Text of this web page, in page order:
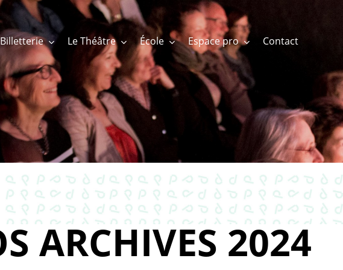
Billetterie Le Théâtre École Espace pro Contact
ARCHIVES 2024